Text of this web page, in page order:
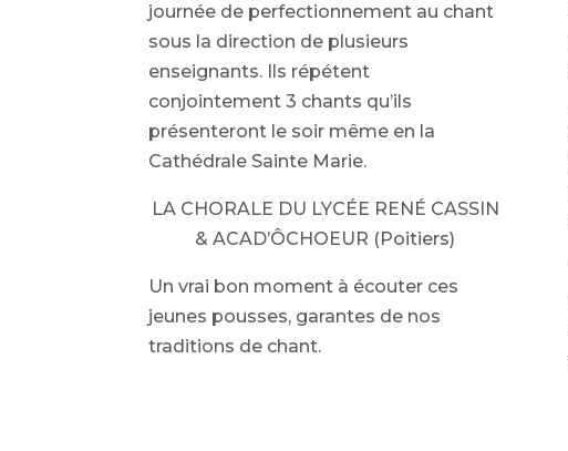
journée de perfectionnement au chant
sous la direction de plusieurs
enseignants. Ils répétent
conjointement 3 chants qu’ils
présenteront le soir même en la
Cathédrale Sainte Marie.
LA CHORALE DU LYCÉE RENÉ CASSIN
& ACAD’ÔCHOEUR (Poitiers)
Un vrai bon moment à écouter ces
jeunes pousses, garantes de nos
traditions de chant.